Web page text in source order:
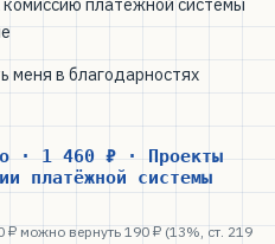
меня в благодарностях
· 1 460 ₽ · Проекты
платёжной системы
можно вернуть 190 ₽ (13%, ст. 219